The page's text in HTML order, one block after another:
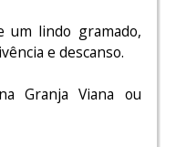
um lindo gramado,
e descanso.
Granja Viana ou